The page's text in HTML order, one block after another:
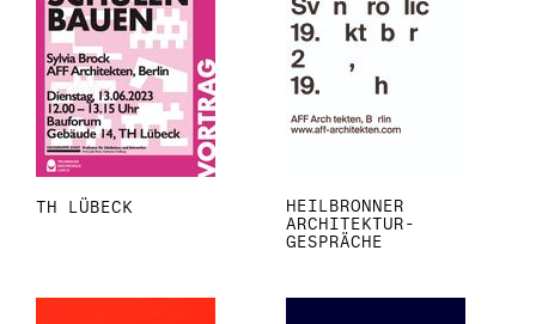
TH LÜBECK
HEILBRONNER
ARCHITEKTUR-
GESPRÄCHE